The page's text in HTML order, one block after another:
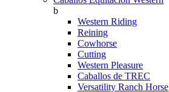
b
Western Riding
Reining
Cowhorse
Cutting
Western Pleasure
Caballos de TREC
Versatility Ranch Horse